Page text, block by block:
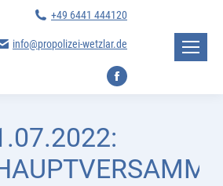
+49 6441 444120
info@propolizei-wetzlar.de
Facebook
new